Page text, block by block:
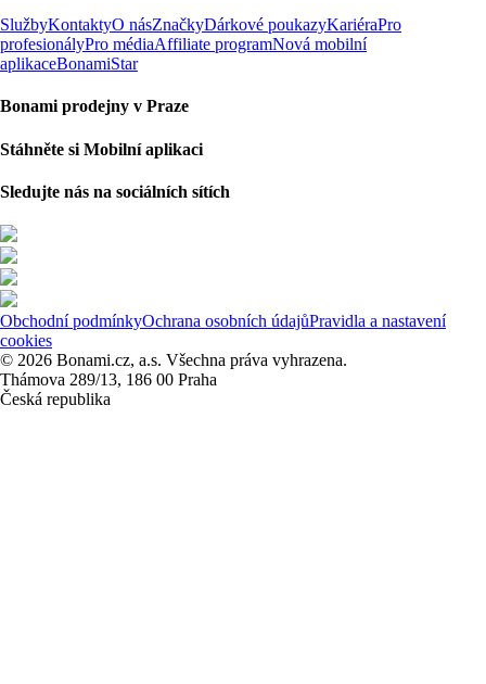
SlužbyKontaktyO násZnačkyDárkové poukazyKariéraPro
profesionályPro médiaAffiliate programNová mobilní
aplikaceBonamiStar
Bonami prodejny v Praze
Stáhněte si Mobilní aplikaci
Sledujte nás na sociálních sítích
Obchodní podmínkyOchrana osobních údajůPravidla a nastavení
cookies
© 2026 Bonami.cz, a.s. Všechna práva vyhrazena.
Thámova 289/13, 186 00 Praha
Česká republika